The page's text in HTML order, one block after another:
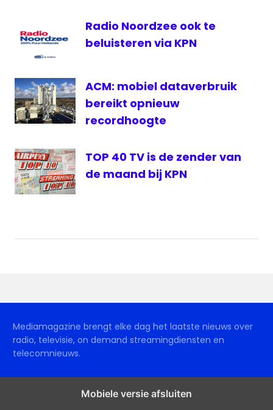
Wavre
Radio Noordzee ook te
beluisteren via KPN
ACM: mobiel dataverbruik
bereikt opnieuw
recordhoogte
TOP 40 TV is de zender van
de maand bij KPN
Mediamagazine brengt elke dag het laatste nieuws over
radio, televisie, on demand streamingdiensten en
telecomnieuws.
Mobiele versie afsluiten